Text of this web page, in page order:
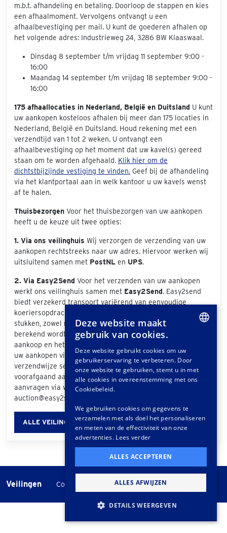
m.b.t. afhandeling en betaling. Doorloop de stappen en kies
een afhaalmoment. Vervolgens ontvangt u een
afhaalbevestiging per mail. U kunt de goederen afhalen op
het volgende adres: Industrieweg 24, 3286 BW Klaaswaal.
Dinsdag 8 september t/m vrijdag 11 september 9:00 -
16:00
Maandag 14 september t/m vrijdag 18 september 9:00 -
16:00
175 afhaallocaties in Nederland, België en Duitsland U kunt
uw aankopen kosteloos afhalen bij meer dan 175 locaties in
Nederland, België en Duitsland. Houd rekening met een
verzendtijd van 1 tot 2 weken. U ontvangt een
afhaalbevestiging op het moment dat uw kavel(s) gereed
staan om te worden afgehaald. Klik hier om de
dichtstbijzijnde vestiging te vinden. Geef bij de afhandeling
via het klantportaal aan in welk kantoor u uw kavels wenst
af te halen.
Thuisbezorgen Voor het thuisbezorgen van uw aankopen
heeft u de keuze uit twee opties:
1. Via ons veilinghuis Wij verzorgen de verzending van uw
aankopen rechtstreeks naar uw adres. Hiervoor werken wij
uitsluitend samen met PostNL en UPS.
2. Via Easy2Send Voor het verzenden van uw aankopen
werkt ons veilinghuis samen met Easy2Send. Easy2send
biedt verzekerd transport variërend van eenvoudige
koeriersopdrachten tot het vervoeren van exclusieve
stukken, zowel nationaal als internationaal. De prijs die
berekend wordt is afhankelijk van de grootte van uw
aankoop en het bezorgadres. Als u bij de afhandeling van
uw aankopen via het klantportaal "Easy2Send" als
verzendwijze selecteert, ontvangt u een offerte. Ook
voorafgaand aan de veiling kunt u vrijblijvend een offerte
aanvragen via www.easy2send.nl/veilingen |
auction@easy2send.nl | Telefoon: (+31) 88 330 0999.
ALLE VEILINGINFORMATIE
Veilingen - Cookie instellingen Veilingvoorwaarden
GERMAN
FRENCH
Deze website maakt
gebruik van cookies.
Deze website gebruikt cookies om uw
gebruikerservaring te verbeteren. Door
onze website te gebruiken, stemt u in met
alle cookies in overeenstemming met ons
Cookiebeleid.
We gebruiken cookies om gegevens te
verzamelen met als doel het personaliseren
en meten van de effectiviteit van onze
advertenties. Lees verder
ALLES ACCEPTEREN
ALLES AFWIJZEN
DETAILS WEERGEVEN
STRIKT NOODZAKELIJK